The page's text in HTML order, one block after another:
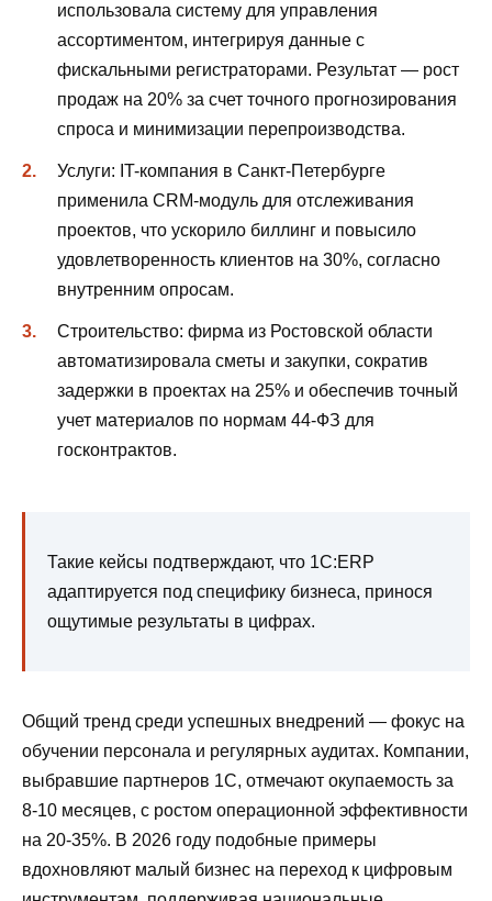
использовала систему для управления
ассортиментом, интегрируя данные с
фискальными регистраторами. Результат — рост
продаж на 20% за счет точного прогнозирования
спроса и минимизации перепроизводства.
Услуги: IT-компания в Санкт-Петербурге
применила CRM-модуль для отслеживания
проектов, что ускорило биллинг и повысило
удовлетворенность клиентов на 30%, согласно
внутренним опросам.
Строительство: фирма из Ростовской области
автоматизировала сметы и закупки, сократив
задержки в проектах на 25% и обеспечив точный
учет материалов по нормам 44-ФЗ для
госконтрактов.
Такие кейсы подтверждают, что 1С:ERP
адаптируется под специфику бизнеса, принося
ощутимые результаты в цифрах.
Общий тренд среди успешных внедрений — фокус на
обучении персонала и регулярных аудитах. Компании,
выбравшие партнеров 1С, отмечают окупаемость за
8-10 месяцев, с ростом операционной эффективности
на 20-35%. В 2026 году подобные примеры
вдохновляют малый бизнес на переход к цифровым